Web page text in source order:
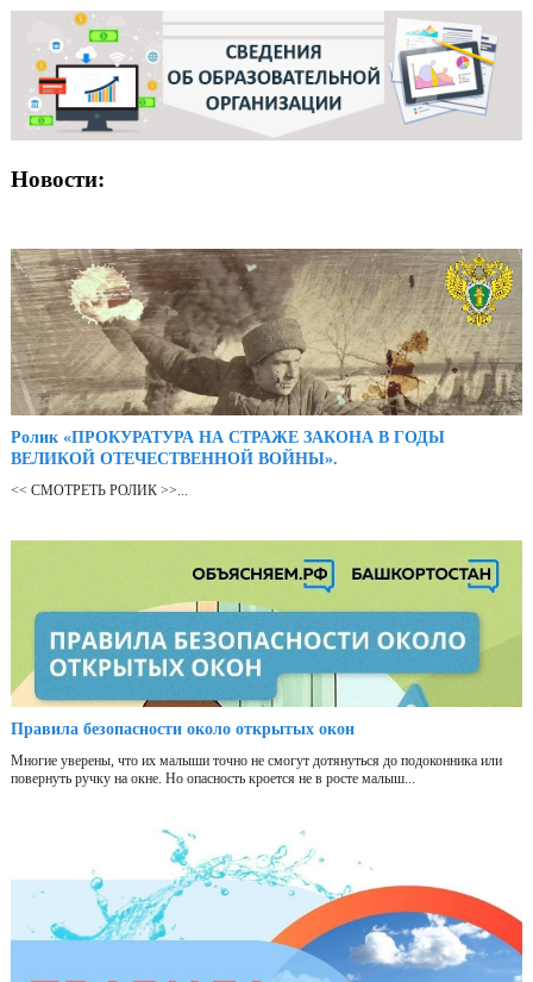
Новости:
Ролик «ПРОКУРАТУРА НА СТРАЖЕ ЗАКОНА В ГОДЫ
ВЕЛИКОЙ ОТЕЧЕСТВЕННОЙ ВОЙНЫ».
<< СМОТРЕТЬ РОЛИК >>...
Правила безопасности около открытых окон
Многие уверены, что их малыши точно не смогут дотянуться до подоконника или
повернуть ручку на окне. Но опасность кроется не в росте малыш...